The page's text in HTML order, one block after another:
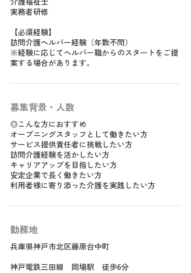
実務者研修
【必須経験】
訪問介護ヘルパー経験（年数不問）
※経験に応じてヘルパー職からのスタートをご提
案する場合があります。
募集背景・人数
◎こんな方におすすめ
オープニングスタッフとして働きたい方
サービス提供責任者に挑戦したい方
訪問介護経験を活かしたい方
キャリアアップを目指したい方
安定企業で長く働きたい方
利用者様に寄り添った介護を実践したい方
勤務地
兵庫県神戸市北区藤原台中町
神戸電鉄三田線 岡場駅 徒歩6分